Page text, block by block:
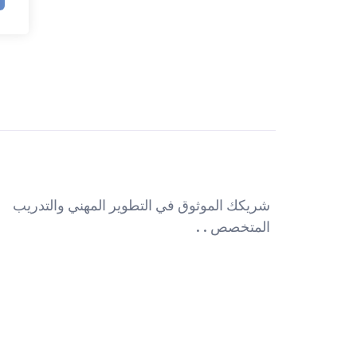
شريكك الموثوق في التطوير المهني والتدريب
المتخصص . .